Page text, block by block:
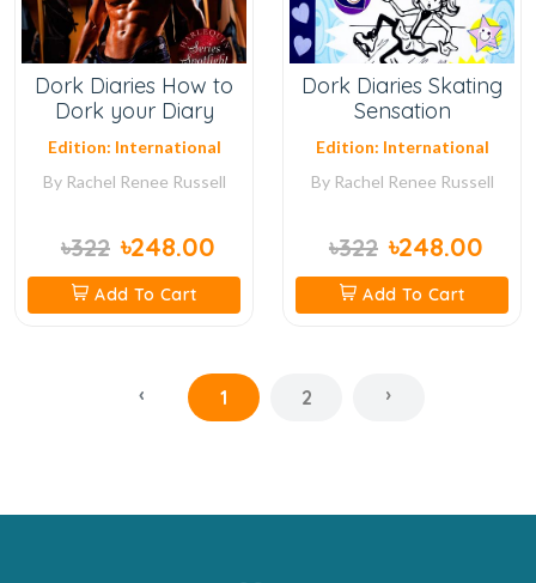
Dork Diaries How to
Dork your Diary
Edition: International
By Rachel Renee Russell
৳322 ৳248.00
Add To Cart
Dork Diaries Skating
Sensation
Edition: International
By Rachel Renee Russell
৳322 ৳248.00
Add To Cart
‹ 1 2 ›